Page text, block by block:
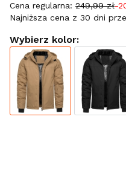
Cena regularna: 249,99 zł-
Najniższa cena z 30 dni
Wybierz kolor: